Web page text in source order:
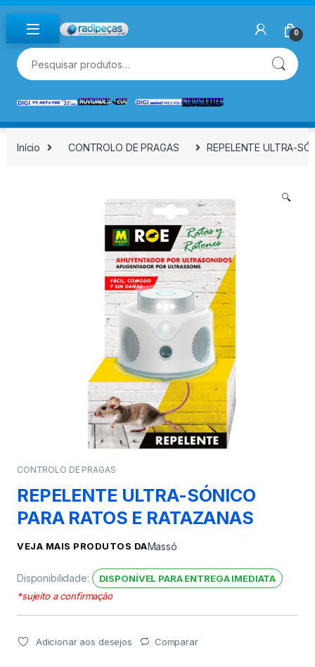
Skip to navigation
Skip to content
0
Pesquisar por:
Início CONTROLO DE PRAGAS REPELENTE ULTRA-
🔍
CONTROLO DE PRAGAS
REPELENTE ULTRA-SÓNICO
PARA RATOS E RATAZANAS
VEJA MAIS PRODUTOS DAMassó
Disponibilidade:
DISPONÍVEL PARA ENTREGA IMEDIATA
*sujeito a confirmação
Adicionar aos desejos Comparar